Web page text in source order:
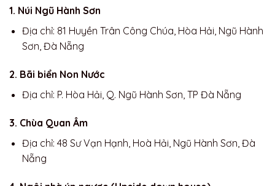
1. Núi Ngũ Hành Sơn
Địa chỉ: 81 Huyền Trân Công Chúa, Hòa Hải, Ngũ Hành
Sơn, Đà Nẵng
2. Bãi biển Non Nước
Địa chỉ: P. Hòa Hải, Q. Ngũ Hành Sơn, TP Đà Nẵng
3. Chùa Quan Âm
Địa chỉ: 48 Sư Vạn Hạnh, Hoà Hải, Ngũ Hành Sơn, Đà
Nẵng